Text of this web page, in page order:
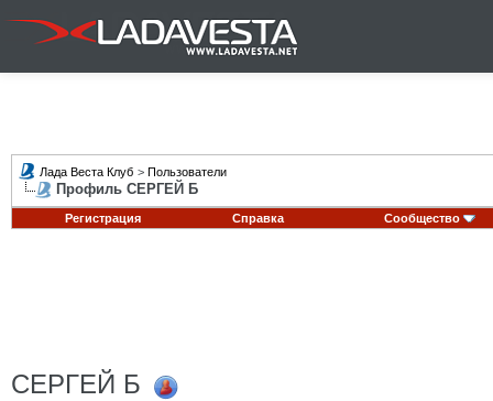
Лада Веста Клуб > Пользователи
Профиль СЕРГЕЙ Б
Регистрация Справка Сообщество
СЕРГЕЙ Б